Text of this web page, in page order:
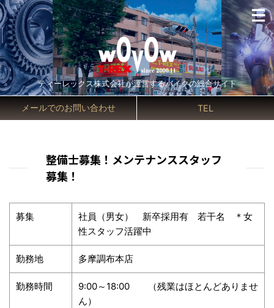
ティーレックス株式会社が運営するバイクの総合サイト
メールでのお問い合わせ TEL
整備士募集！メンテナンススタッフ
募集！
募集
社員（男女） 新卒採用有 若干名 ＊女
性スタッフ活躍中
勤務地 多摩調布本店
勤務時間
9:00～18:00 （残業はほとんどありませ
ん）